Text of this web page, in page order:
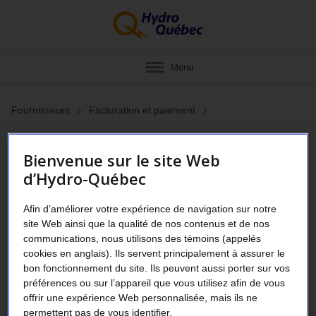
Menu
Fournisseurs Facturation et paiement
S’informer sur un paiement
Pour obtenir de l’information concernant
un paiement, utilisez le formulaire. Si vous
êtes inscrit au dépôt direct, vous recevez un
avis de paiement (PDF) par courriel, dès
qu’une facture est payée.
L’avis de paiement est envoyé à l’adresse
Bienvenue sur le site Web
d’Hydro-Québec
Afin d’améliorer votre expérience de navigation sur notre
site Web ainsi que la qualité de nos contenus et de nos
communications, nous utilisons des témoins (appelés
cookies en anglais). Ils servent principalement à assurer le
bon fonctionnement du site. Ils peuvent aussi porter sur vos
préférences ou sur l’appareil que vous utilisez afin de vous
offrir une expérience Web personnalisée, mais ils ne
permettent pas de vous identifier.